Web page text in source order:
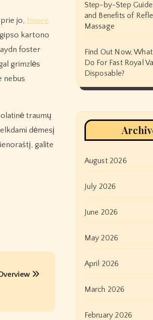
jo, 1more
gipso kartono
foster
grimzlės
nebus
traumų
dėmesį
galite
Step-by-Step
and Benefits of
Massage
Find Out Now,
Do For Fast Royal
Disposable?
August 2026
July 2026
June 2026
May 2026
April 2026
March 2026
February 2026